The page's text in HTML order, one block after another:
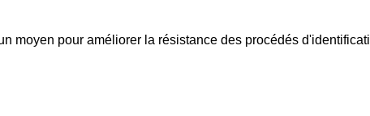
moyen pour améliorer la résistance des procédés